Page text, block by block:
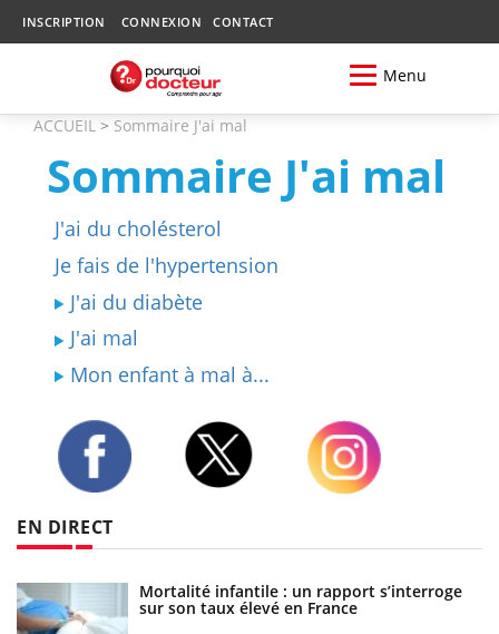
INSCRIPTION CONNEXION CONTACT
Menu
ACCUEIL > Sommaire J'ai mal
Sommaire J'ai mal
J'ai du cholésterol
Je fais de l'hypertension
J'ai du diabète
J'ai mal
Mon enfant à mal à...
EN DIRECT
Mortalité infantile : un rapport s’interroge
sur son taux élevé en France